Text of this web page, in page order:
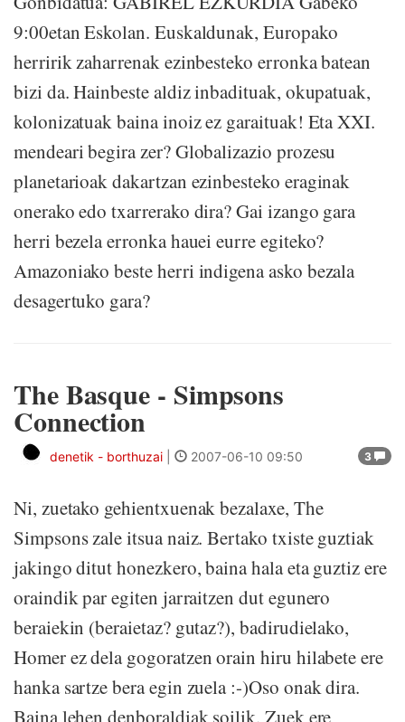
9:00etan Eskolan. Euskaldunak, Europako
herririk zaharrenak ezinbesteko erronka batean
bizi da. Hainbeste aldiz inbadituak, okupatuak,
kolonizatuak baina inoiz ez garaituak! Eta XXI.
mendeari begira zer? Globalizazio prozesu
planetarioak dakartzan ezinbesteko eraginak
onerako edo txarrerako dira? Gai izango gara
herri bezela erronka hauei eurre egiteko?
Amazoniako beste herri indigena asko bezala
desagertuko gara?
The Basque - Simpsons
Connection
3
denetik - borthuzai 2007-06-10 09:50
Ni, zuetako gehientxuenak bezalaxe, The
Simpsons zale itsua naiz. Bertako txiste guztiak
jakingo ditut honezkero, baina hala eta guztiz ere
oraindik par egiten jarraitzen dut egunero
beraiekin (beraietaz? gutaz?), badirudielako,
Homer ez dela gogoratzen orain hiru hilabete ere
hanka sartze bera egin zuela :-)Oso onak dira.
Baina lehen denboraldiak soilik. Zuek ere